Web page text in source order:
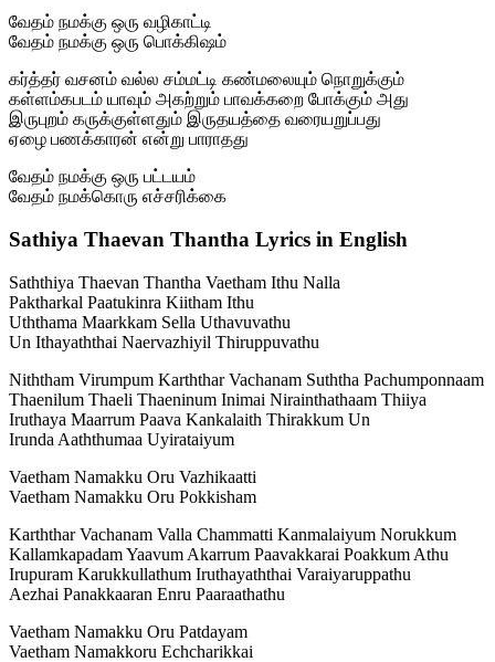
வேதம் நமக்கு ஒரு வழிகாட்டி
வேதம் நமக்கு ஒரு பொக்கிஷம்
கர்த்தர் வசனம் வல்ல சம்மட்டி கண்மலையும் நொறுக்கும்
கள்ளம்கபடம் யாவும் அகற்றும் பாவக்கறை போக்கும் அது
இருபுறம் கருக்குள்ளதும் இருதயத்தை வரையறுப்பது
ஏழை பணக்காரன் என்று பாராதது
வேதம் நமக்கு ஒரு பட்டயம்
வேதம் நமக்கொரு எச்சரிக்கை
Sathiya Thaevan Thantha Lyrics in English
Saththiya Thaevan Thantha Vaetham Ithu Nalla
Paktharkal Paatukinra Kiitham Ithu
Uththama Maarkkam Sella Uthavuvathu
Un Ithayaththai Naervazhiyil Thiruppuvathu
Niththam Virumpum Karththar Vachanam Suththa Pachumponnaam
Thaenilum Thaeli Thaeninum Inimai Nirainthathaam Thiiya
Iruthaya Maarrum Paava Kankalaith Thirakkum Un
Irunda Aaththumaa Uyirataiyum
Vaetham Namakku Oru Vazhikaatti
Vaetham Namakku Oru Pokkisham
Karththar Vachanam Valla Chammatti Kanmalaiyum Norukkum
Kallamkapadam Yaavum Akarrum Paavakkarai Poakkum Athu
Irupuram Karukkullathum Iruthayaththai Varaiyaruppathu
Aezhai Panakkaaran Enru Paaraathathu
Vaetham Namakku Oru Patdayam
Vaetham Namakkoru Echcharikkai